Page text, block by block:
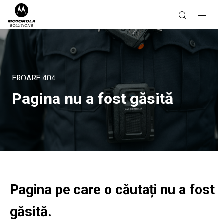
EROARE 404
Pagina nu a fost găsită
Pagina pe care o căutați nu a fost
găsită.